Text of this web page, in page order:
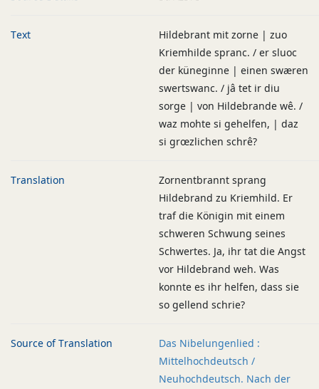
Text
Hildebrant mit zorne | zuo
Kriemhilde spranc. / er sluoc
der küneginne | einen swæren
swertswanc. / jâ tet ir diu
sorge | von Hildebrande wê. /
waz mohte si gehelfen, | daz
si grœzlichen schrê?
Translation
Zornentbrannt sprang
Hildebrand zu Kriemhild. Er
traf die Königin mit einem
schweren Schwung seines
Schwertes. Ja, ihr tat die Angst
vor Hildebrand weh. Was
konnte es ihr helfen, dass sie
so gellend schrie?
Source of Translation
Das Nibelungenlied :
Mittelhochdeutsch /
Neuhochdeutsch. Nach der